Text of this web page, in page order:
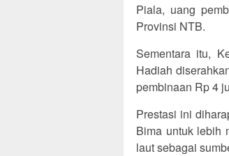
Piala, uang
Provinsi NTB.
Sementara itu,
Hadiah
pembinaan Rp 4
Prestasi ini
Bima untuk lebih
laut sebagai